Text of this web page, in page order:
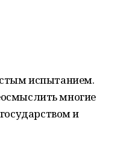
испытанием.
многие
и